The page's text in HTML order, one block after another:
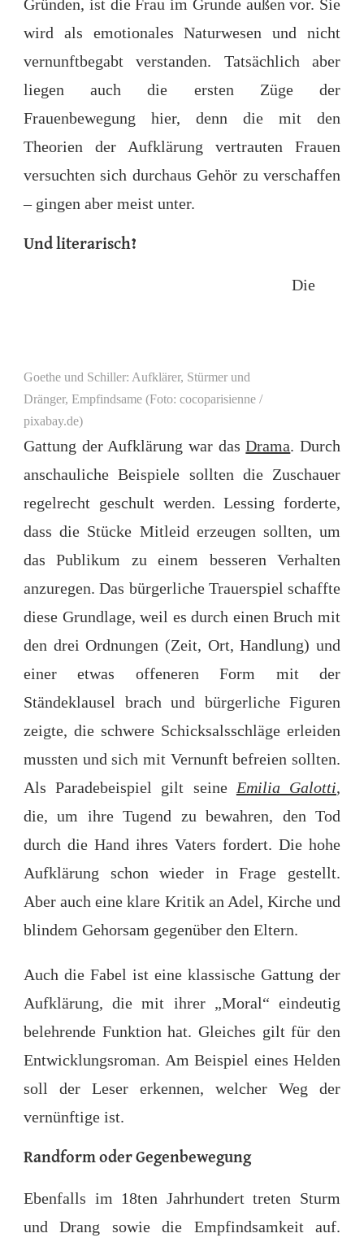
Gründen, ist die Frau im Grunde außen vor. Sie
wird als emotionales Naturwesen und nicht
vernunftbegabt verstanden. Tatsächlich aber
liegen auch die ersten Züge der
Frauenbewegung hier, denn die mit den
Theorien der Aufklärung vertrauten Frauen
versuchten sich durchaus Gehör zu verschaffen
– gingen aber meist unter.
Und literarisch?
Goethe und Schiller: Aufklärer, Stürmer und
Dränger, Empfindsame (Foto: cocoparisienne /
pixabay.de)
Die
Gattung der Aufklärung war dasDrama. Durch
anschauliche Beispiele sollten die Zuschauer
regelrecht geschult werden. Lessing forderte,
dass die Stücke Mitleid erzeugen sollten, um
das Publikum zu einem besseren Verhalten
anzuregen. Das bürgerliche Trauerspiel schaffte
diese Grundlage, weil es durch einen Bruch mit
den drei Ordnungen (Zeit, Ort, Handlung) und
einer etwas offeneren Form mit der
Ständeklausel brach und bürgerliche Figuren
zeigte, die schwere Schicksalsschläge erleiden
mussten und sich mit Vernunft befreien sollten.
Als Paradebeispiel gilt seine Emilia Galotti,
die, um ihre Tugend zu bewahren, den Tod
durch die Hand ihres Vaters fordert. Die hohe
Aufklärung schon wieder in Frage gestellt.
Aber auch eine klare Kritik an Adel, Kirche und
blindem Gehorsam gegenüber den Eltern.
Auch die Fabel ist eine klassische Gattung der
Aufklärung, die mit ihrer „Moral“ eindeutig
belehrende Funktion hat. Gleiches gilt für den
Entwicklungsroman. Am Beispiel eines Helden
soll der Leser erkennen, welcher Weg der
vernünftige ist.
Randform oder Gegenbewegung
Ebenfalls im 18ten Jahrhundert treten Sturm
und Drang sowie die Empfindsamkeit auf.